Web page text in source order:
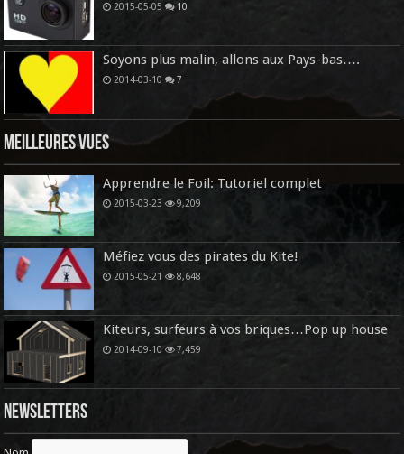
2015-05-05 10
Soyons plus malin, allons aux Pays-bas….
2014-03-10 7
Meilleures vues
Apprendre le Foil: Tutoriel complet
2015-03-23 9,209
Méfiez vous des pirates du Kite!
2015-05-21 8,648
Kiteurs, surfeurs à vos briques…Pop up house
2014-09-10 7,459
Newsletters